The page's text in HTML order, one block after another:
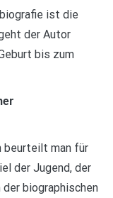
ist die
der Autor
bis zum
beurteilt man für
der Jugend, der
biographischen